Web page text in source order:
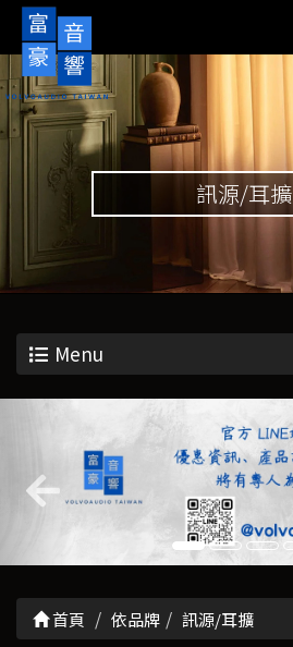
訊源/耳擴
Menu
首頁 依品牌 訊源/耳擴